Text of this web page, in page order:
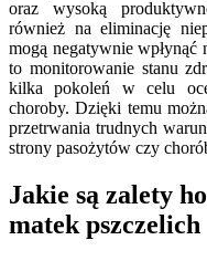
oraz wysoką
również na eliminację
mogą negatywnie
to monitorowanie stanu
kilka pokoleń w celu
choroby. Dzięki temu
przetrwania trudnych
strony pasożytów czy
Jakie są zalety
matek pszczelich